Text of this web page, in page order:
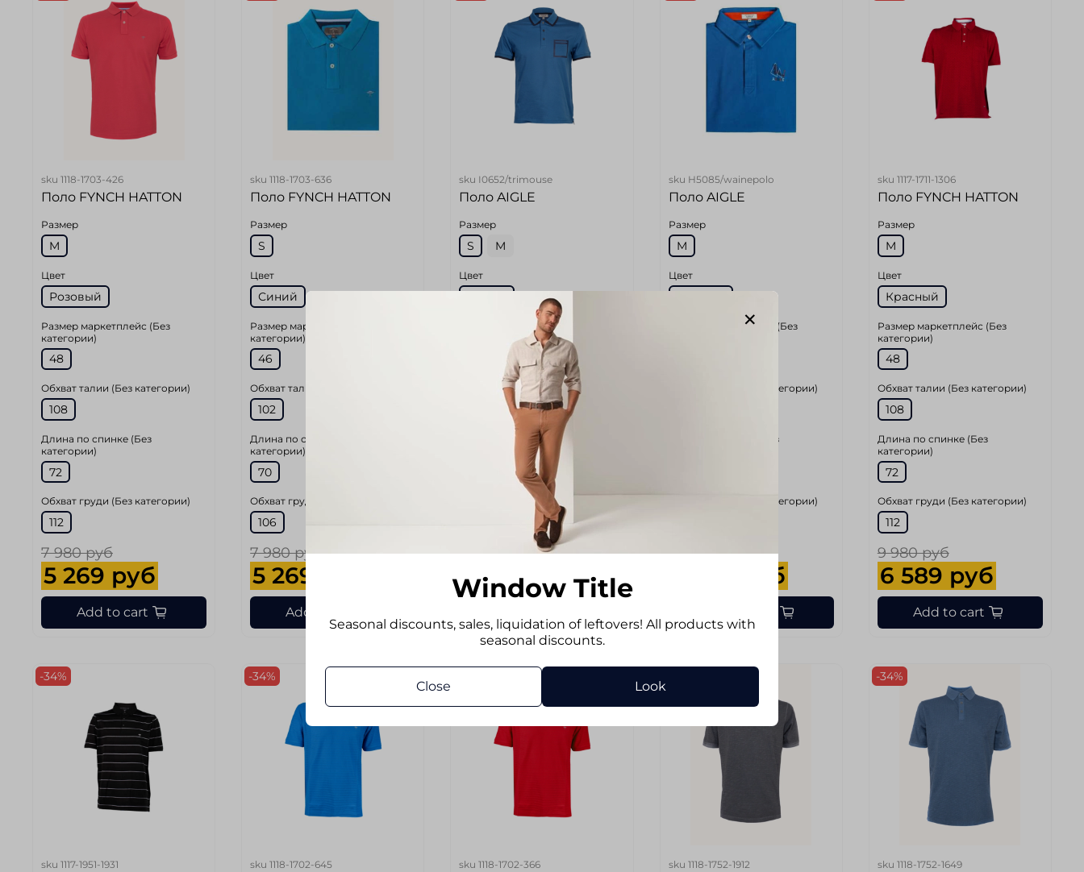
sku 1118-1703-426
Поло FYNCH HATTON
Размер
M
Цвет
Розовый
Размер маркетплейс (Без
категории)
48
Обхват талии (Без категории)
108
Длина по спинке (Без
категории)
72
Обхват груди (Без категории)
112
7 980 руб
5 269 руб
Add to cart
sku1118-1703-636
Поло FYNCH HATTON
Размер
S
Цвет
Синий
Размер маркетплейс (Без
категории)
46
Обхват талии (Без категории)
102
Длина по спинке (Без
категории)
70
Обхват груди (Без категории)
106
7 980 руб
5 269 руб
Add to cart
sku I0652/trimouse
Поло AIGLE
Размер
S M
Цвет
Размер маркетплейс (Без
Обхват талии (Без категории)
Длина по спинке (Без
Обхват груди (Без категории)
9 980 руб
5 489 руб
sku H5085/wainepolo
Поло AIGLE
Размер
M
Цвет
Размер маркетплейс (Без
Обхват талии (Без категории)
Длина по спинке (Без
Обхват груди (Без категории)
9 980 руб
5 489 руб
sku 1117-1711-1306
Поло FYNCH HATTON
Размер
M
Цвет
Красный
Размер маркетплейс (Без
категории)
48
Обхват талии (Без категории)
108
Длина по спинке (Без
категории)
72
Обхват груди (Без категории)
112
9 980 руб
6 589 руб
Add to cart
-34%
sku 1117-1951-1931
-34%
sku1118-1702-645 sku1118-1702-366 sku 1118-1752-1912
-34%
sku 1118-1752-1649
Window Title
Seasonal discounts, sales, liquidation of leftovers! All products with
seasonal discounts.
Close Look